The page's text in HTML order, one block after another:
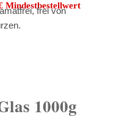
Mindestbestellwert
frei von
1000g